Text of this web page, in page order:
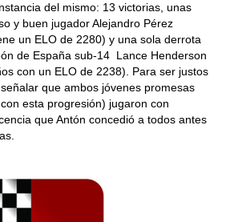
del mismo: 13 victorias, unas
y buen jugador Alejandro Pérez
un ELO de 2280) y una sola derrota
de España sub-14 Lance Henderson
con un ELO de 2238). Para ser justos
que ambos jóvenes promesas
esta progresión) jugaron con
que Antón concedió a todos antes